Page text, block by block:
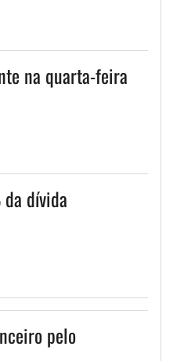
na quarta-feira
dívida
pelo